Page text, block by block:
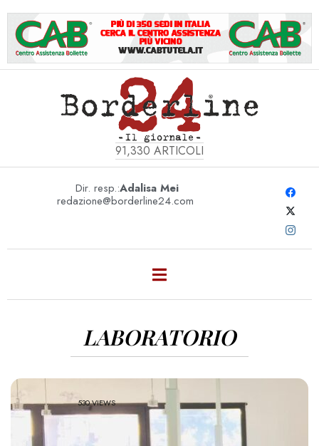
91,330 ARTICOLI
Dir. resp.:Adalisa Mei
redazione@borderline24.com
LABORATORIO
530 VIEWS